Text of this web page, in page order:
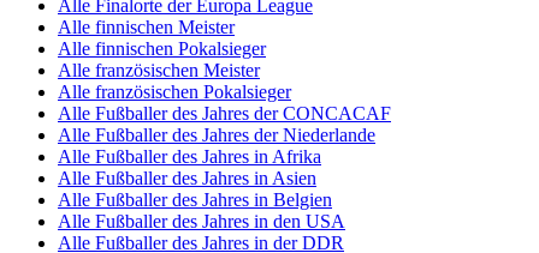
Alle Finalorte der Europa League
Alle finnischen Meister
Alle finnischen Pokalsieger
Alle französischen Meister
Alle französischen Pokalsieger
Alle Fußballer des Jahres der CONCACAF
Alle Fußballer des Jahres der Niederlande
Alle Fußballer des Jahres in Afrika
Alle Fußballer des Jahres in Asien
Alle Fußballer des Jahres in Belgien
Alle Fußballer des Jahres in den USA
Alle Fußballer des Jahres in der DDR